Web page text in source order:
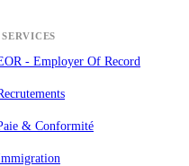
- Employer Of Record
& Conformité